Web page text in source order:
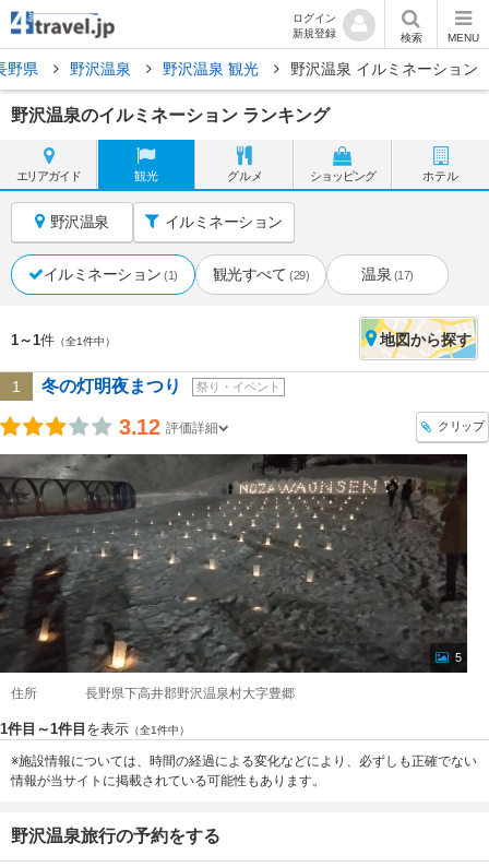
ログイン
新規登録
検索 MENU
野県 野沢温泉 野沢温泉 観光 野沢温泉 イルミネーション
野沢温泉のイルミネーション ランキング
エリアガイド 観光 グルメ ショッピング ホテル
野沢温泉 イルミネーション
イルミネーション (1) 観光すべて (29) 温泉 (17)
1～1件 （全1件中） 地図から探す
1 冬の灯明夜まつり 祭り・イベント
3.12 評価詳細 クリップ
5
住所 長野県下高井郡野沢温泉村大字豊郷
1件目～1件目 を表示 （全1件中）
※施設情報については、時間の経過による変化などにより、必ずしも正確でない
情報が当サイトに掲載されている可能性もあります。
野沢温泉旅行の予約をする